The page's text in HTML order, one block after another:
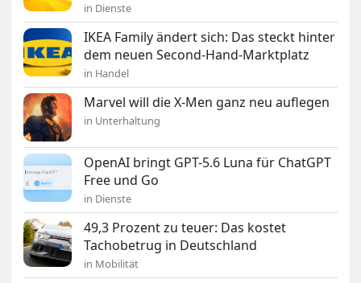
in Dienste
IKEA Family ändert sich: Das steckt hinter
dem neuen Second-Hand-Marktplatz
in Handel
Marvel will die X-Men ganz neu auflegen
in Unterhaltung
OpenAI bringt GPT-5.6 Luna für ChatGPT
Free und Go
in Dienste
49,3 Prozent zu teuer: Das kostet
Tachobetrug in Deutschland
in Mobilität